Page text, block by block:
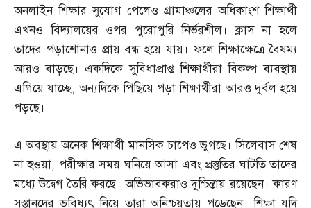
অনলাইন শিক্ষার সুযোগ পেলেও গ্রামাঞ্চলের অধিকাংশ শিক্ষার্থী
এখনও বিদ্যালয়ের ওপর পুরোপুরি নির্ভরশীল। ক্লাস না হলে
তাদের পড়াশোনাও প্রায় বন্ধ হয়ে যায়। ফলে শিক্ষাক্ষেত্রে বৈষম্য
আরও বাড়ছে। একদিকে সুবিধাপ্রাপ্ত শিক্ষার্থীরা বিকল্প ব্যবস্থায়
এগিয়ে যাচ্ছে,অন্যদিকে পিছিয়ে পড়া শিক্ষার্থীরা আরও দুর্বল হয়ে
পড়ছে।
এ অবস্থায় অনেক শিক্ষার্থী মানসিক চাপেও ভুগছে। সিলেবাস শেষ
না হওয়া, পরীক্ষার সময় ঘনিয়ে আসা এবং প্রস্তুতির ঘাটতি তাদের
মধ্যে উদ্বেগ তৈরি করছে। অভিভাবকরাও দুশ্চিন্তায় রয়েছেন। কারণ
সস্তানদের ভবিষ্যৎ নিয়ে তারা অনিশ্চয়তায় পড়েছেন। শিক্ষা যদি